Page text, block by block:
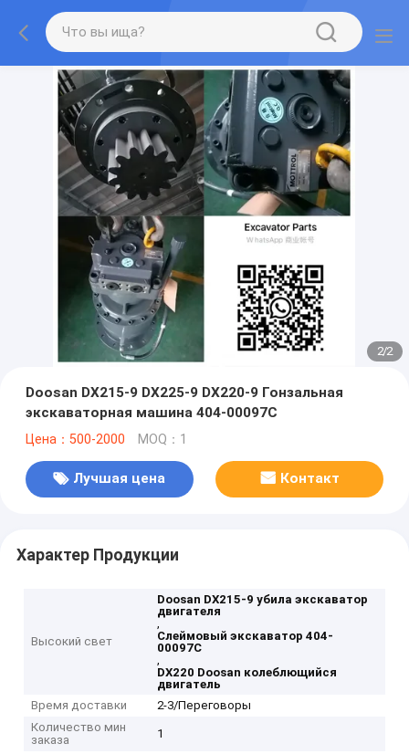
2/2
Doosan DX215-9 DX225-9 DX220-9 Гонзальная
экскаваторная машина 404-00097C
Цена：500-2000 MOQ：1
Лучшая цена Контакт
Характер Продукции
Высокий свет
Doosan DX215-9 убила экскаватор
двигателя
,
Слеймовый экскаватор 404-
00097C
,
DX220 Doosan колеблющийся
двигатель
Время доставки
2-3/Переговоры
Количество мин
заказа
1